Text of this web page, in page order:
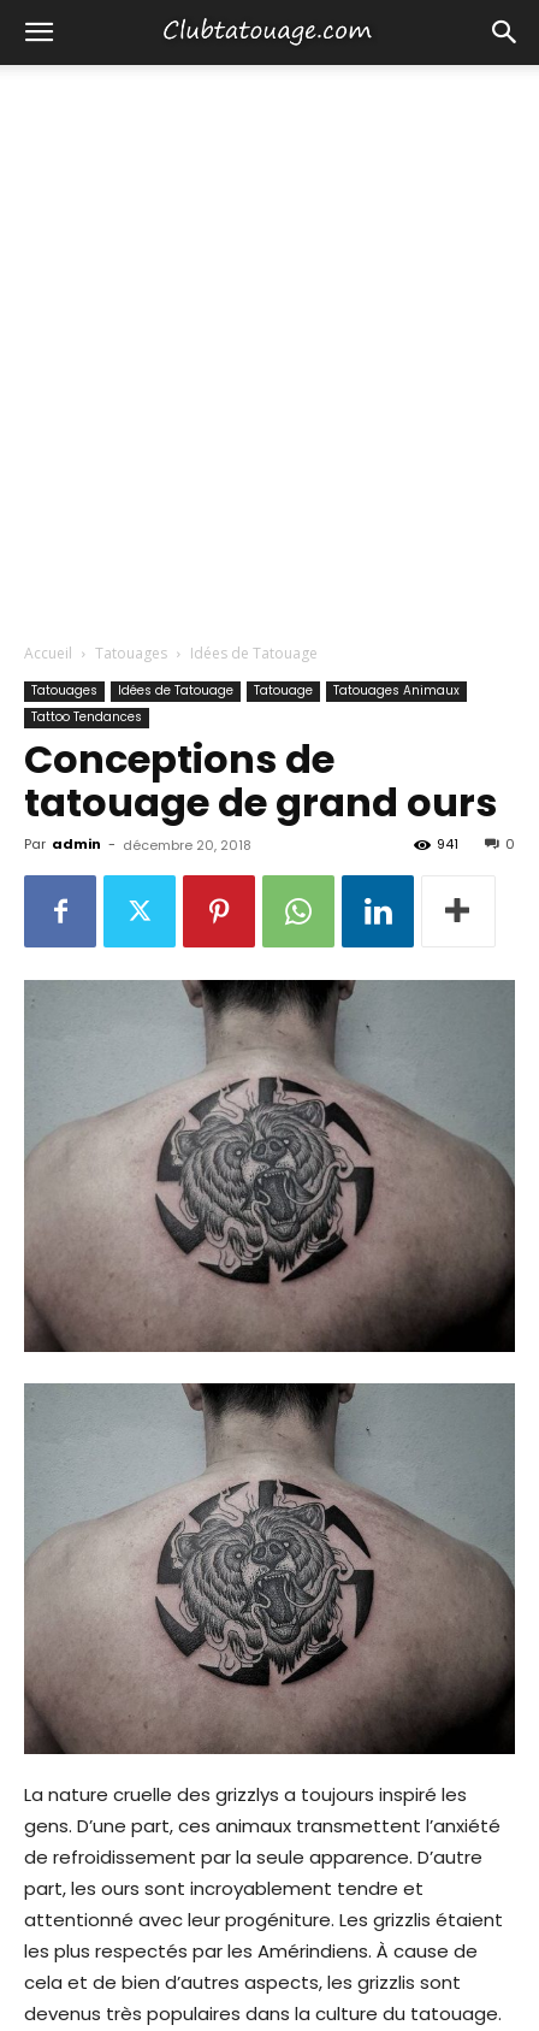
Accueil Tatouages Idées de Tatouage
Tatouages Idées de Tatouage Tatouage
Tatouages Animaux
Tattoo Tendances
Conceptions de
tatouage de grand ours
Par admin - décembre 20, 2018 0
941
La nature cruelle des grizzlys a toujours inspiré les
gens. D’une part, ces animaux transmettent l’anxiété
de refroidissement par la seule apparence. D’autre
part, les ours sont incroyablement tendre et
attentionné avec leur progéniture. Les grizzlis étaient
les plus respectés par les Amérindiens. À cause de
cela et de bien d’autres aspects, les grizzlis sont
devenus très populaires dans la culture du tatouage.